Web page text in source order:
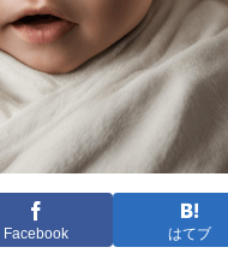
Facebook はてブ